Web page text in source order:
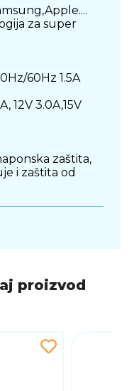
za super
60Hz 1.5A
12V 3.0A,15V
zaštita,
i zaštita od
proizvod